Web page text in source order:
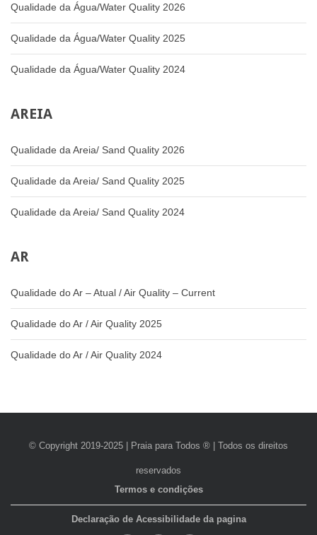
Qualidade da Água/Water Quality 2026
Qualidade da Água/Water Quality 2025
Qualidade da Água/Water Quality 2024
AREIA
Qualidade da Areia/ Sand Quality 2026
Qualidade da Areia/ Sand Quality 2025
Qualidade da Areia/ Sand Quality 2024
AR
Qualidade do Ar – Atual / Air Quality – Current
Qualidade do Ar / Air Quality 2025
Qualidade do Ar / Air Quality 2024
© Copyright 2019-2025 | Praia para Todos ® | Todos os direitos
reservados
Termos e condições
Declaração de Acessibilidade da pagina